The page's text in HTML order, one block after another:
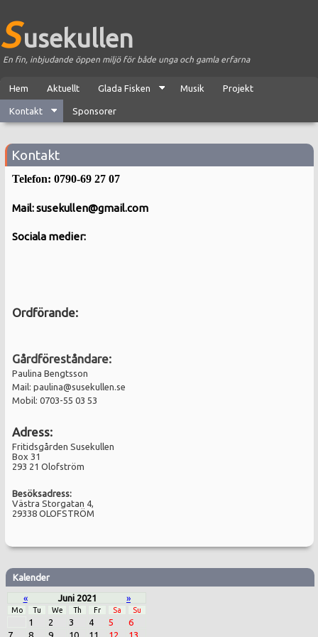
S usekullen
En fin, inbjudande öppen miljö för både unga och gamla erfarna
Hem Aktuellt Glada Fisken Musik Projekt
Kontakt Sponsorer
Kontakt
Telefon: 0790-69 27 07
Mail:susekullen@gmail.com
Sociala medier:
Ordförande:
Gårdföreståndare:
Paulina Bengtsson
Mail: paulina@susekullen.se
Mobil: 0703-55 03 53
Adress:
Fritidsgården Susekullen
Box 31
293 21 Olofström
Besöksadress:
Västra Storgatan 4,
29338 OLOFSTRÖM
Kalender
« Juni 2021 »
Mo Tu We Th Fr Sa Su
1 2 3 4 5
6
7
8 9 10 11 12 13